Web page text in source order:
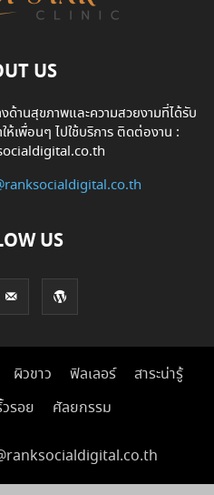
US
ด้านสุขภาพและความสวยงามที่ได้รับ
เพื่อนๆ ไปใช้บริการ ติดต่องาน :
US
ผิวขาว ฟิลเลอร์
สาระน่ารู้
รอย ศัลยกรรม